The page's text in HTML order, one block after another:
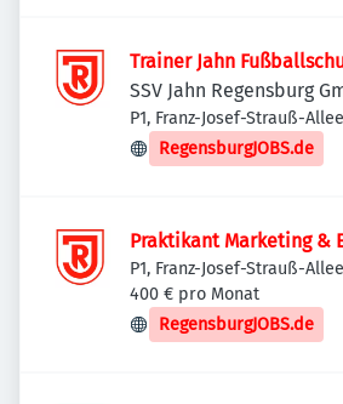
Trainer Jahn
SSV Jahn Regensburg
P1, Franz-Josef-Strauß-
Regensburg, Deutschland
RegensburgJOBS.de
Praktikant Marketing &
P1, Franz-Josef-Strauß-
Regensburg, Deutschland
400 € pro Monat
RegensburgJOBS.de